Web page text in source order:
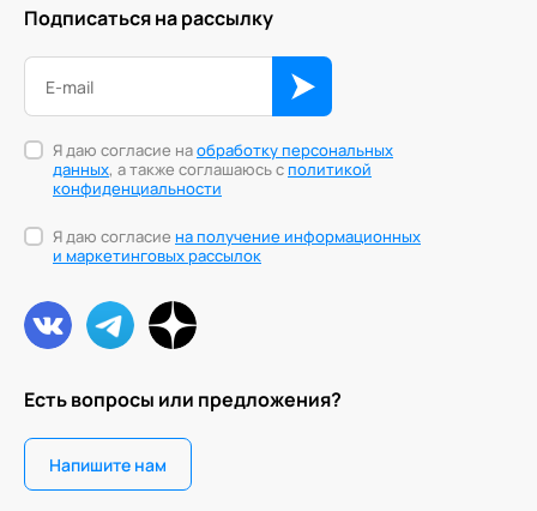
Есть вопросы или предложения?
Напишите нам
Подписаться на рассылку
Я даю согласие наобработку персональных
данных, а также соглашаюсь сполитикой
конфиденциальности
Я даю согласие на получение информационных
и маркетинговых рассылок